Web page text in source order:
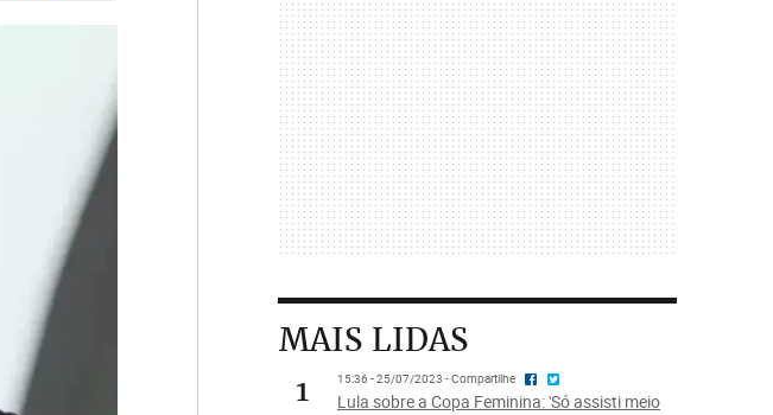
MAIS LIDAS
1
15:36 - 25/07/2023 - Compartilhe
Lula sobre a Copa Feminina: 'Só assisti meio